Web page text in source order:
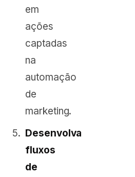
em
ações
captadas
na
automação
de
marketing.
Desenvolva
fluxos
de